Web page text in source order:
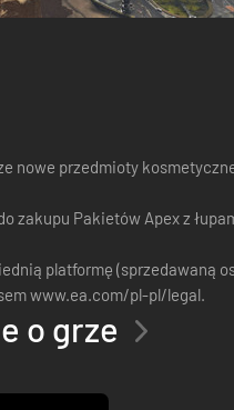
nowe przedmioty
zakupu Pakietów Apex z
platformę
www.ea.com/pl-pl/legal.
o grze